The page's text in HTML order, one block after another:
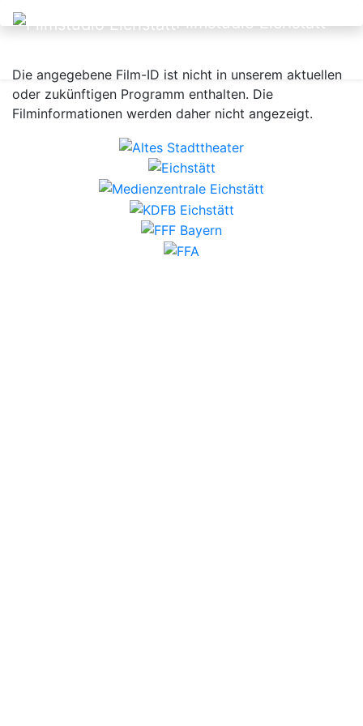
Filmstudio Eichstätt
Die angegebene Film-ID ist nicht in unserem aktuellen
oder zukünftigen Programm enthalten. Die
Filminformationen werden daher nicht angezeigt.